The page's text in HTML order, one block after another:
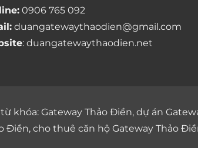
0906 765 092
duangatewaythaodien@gmail.com
: duangatewaythaodien.net
khóa: Gateway Thảo Điền, dự án
Điền, cho thuê căn hộ Gateway Thảo